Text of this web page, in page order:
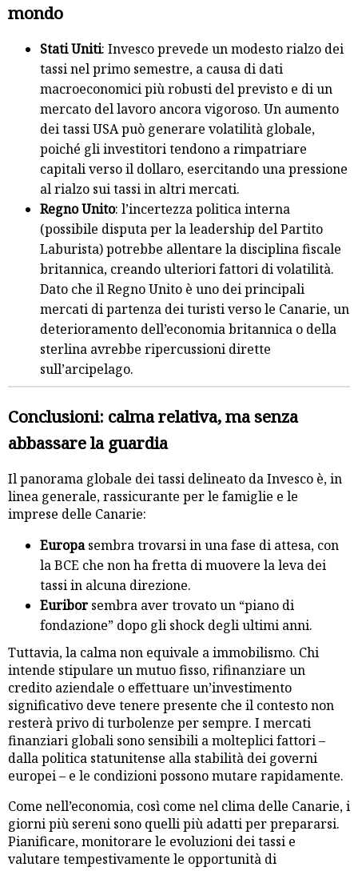
mondo
Stati Uniti: Invesco prevede un modesto rialzo dei
tassi nel primo semestre, a causa di dati
macroeconomici più robusti del previsto e di un
mercato del lavoro ancora vigoroso. Un aumento
dei tassi USA può generare volatilità globale,
poiché gli investitori tendono a rimpatriare
capitali verso il dollaro, esercitando una pressione
al rialzo sui tassi in altri mercati.
Regno Unito: l’incertezza politica interna
(possibile disputa per la leadership del Partito
Laburista) potrebbe allentare la disciplina fiscale
britannica, creando ulteriori fattori di volatilità.
Dato che il Regno Unito è uno dei principali
mercati di partenza dei turisti verso le Canarie, un
deterioramento dell’economia britannica o della
sterlina avrebbe ripercussioni dirette
sull’arcipelago.
Conclusioni: calma relativa, ma senza
abbassare la guardia
Il panorama globale dei tassi delineato da Invesco è, in
linea generale, rassicurante per le famiglie e le
imprese delle Canarie:
Europasembra trovarsi in una fase di attesa, con
la BCE che non ha fretta di muovere la leva dei
tassi in alcuna direzione.
Euribor sembra aver trovato un “piano di
fondazione” dopo gli shock degli ultimi anni.
Tuttavia, la calma non equivale a immobilismo. Chi
intende stipulare un mutuo fisso, rifinanziare un
credito aziendale o effettuare un’investimento
significativo deve tenere presente che il contesto non
resterà privo di turbolenze per sempre. I mercati
finanziari globali sono sensibili a molteplici fattori –
dalla politica statunitense alla stabilità dei governi
europei – e le condizioni possono mutare rapidamente.
Come nell’economia, così come nel clima delle Canarie, i
giorni più sereni sono quelli più adatti per prepararsi.
Pianificare, monitorare le evoluzioni dei tassi e
valutare tempestivamente le opportunità di